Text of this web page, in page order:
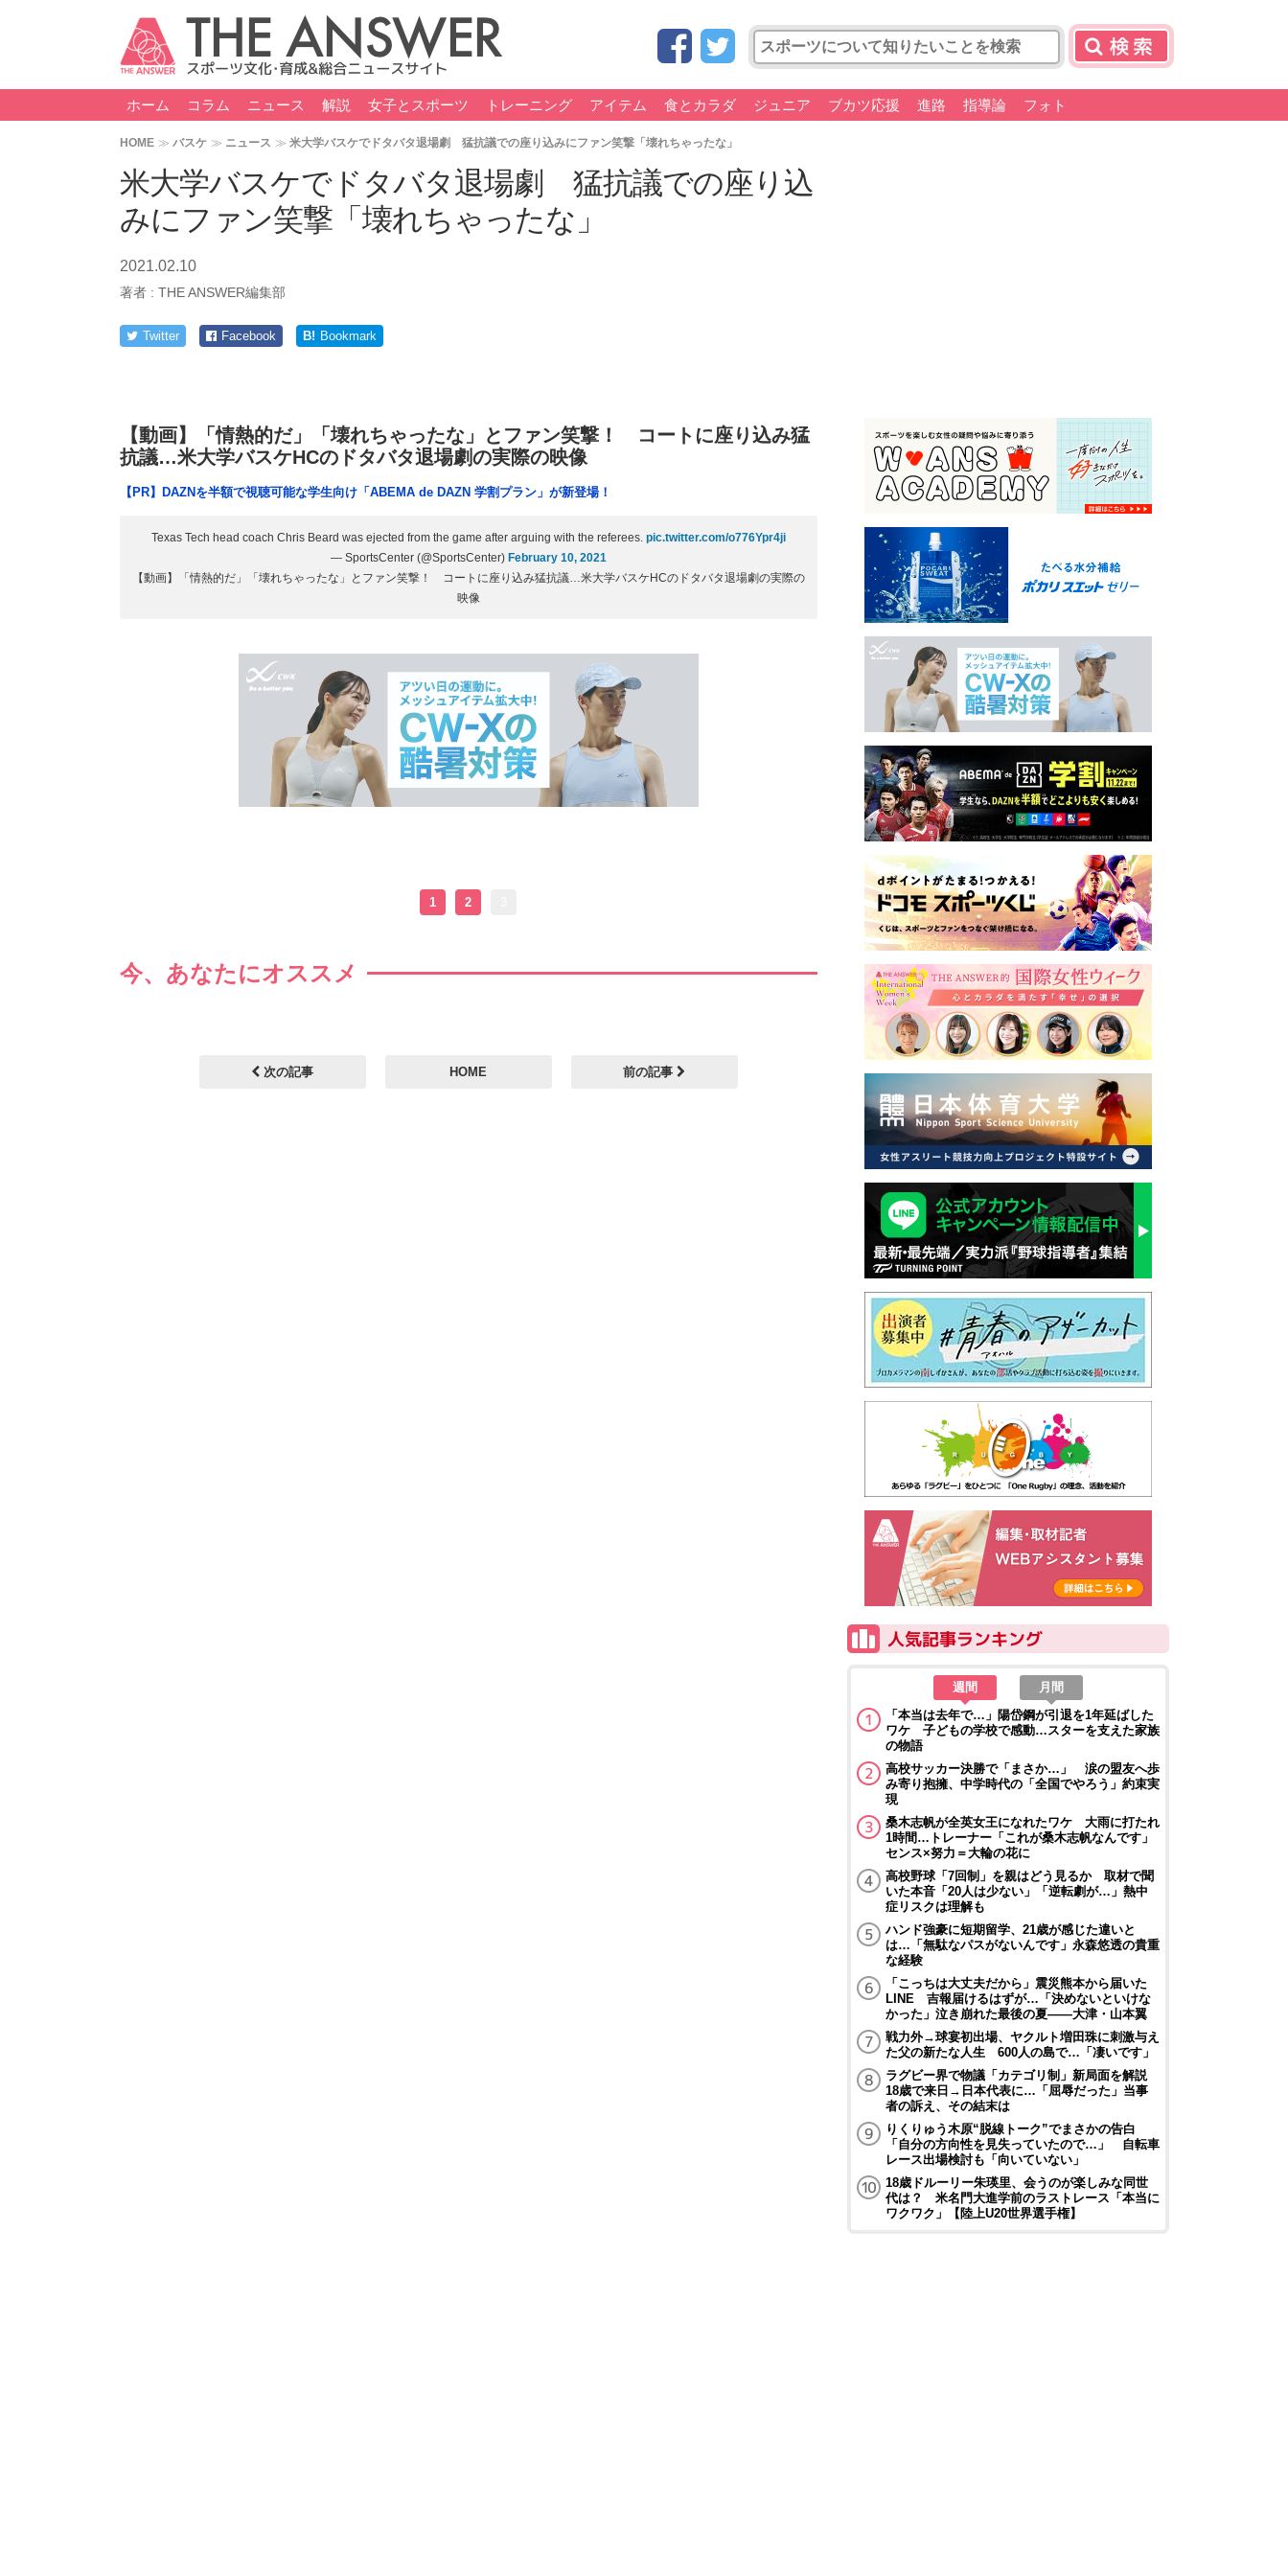
ホーム コラム ニュース 解説 女子とスポーツ トレーニング アイテム 食とカラダ ジュニア ブカツ応援 進路 指導論 フォト
HOME バスケ ニュース 米大学バスケでドタバタ退場劇 猛抗議での座り込みにファン笑撃「壊れちゃったな」
米大学バスケでドタバタ退場劇 猛抗議での座り込
みにファン笑撃「壊れちゃったな」
2021.02.10
著者 : THE ANSWER編集部
Twitter Facebook B! Bookmark
【動画】「情熱的だ」「壊れちゃったな」とファン笑撃！ コートに座り込み猛
抗議…米大学バスケHCのドタバタ退場劇の実際の映像
【PR】DAZNを半額で視聴可能な学生向け「ABEMA de DAZN 学割プラン」が新登場！
Texas Tech head coach Chris Beard was ejected from the game after arguing with the referees. pic.twitter.com/o776Ypr4ji
— SportsCenter (@SportsCenter) February 10, 2021
【動画】「情熱的だ」「壊れちゃったな」とファン笑撃！ コートに座り込み猛抗議…米大学バスケHCのドタバタ退場劇の実際の
映像
1 2
今、あなたにオススメ
次の記事 HOME 前の記事
週間
月間
「本当は去年で…」陽岱鋼が引退を1年延ばした
ワケ 子どもの学校で感動…スターを支えた家族
の物語
高校サッカー決勝で「まさか…」 涙の盟友へ歩
み寄り抱擁、中学時代の「全国でやろう」約束実
現
桑木志帆が全英女王になれたワケ 大雨に打たれ
1時間…トレーナー「これが桑木志帆なんです」
センス×努力＝大輪の花に
高校野球「7回制」を親はどう見るか 取材で聞
いた本音「20人は少ない」「逆転劇が…」熱中
症リスクは理解も
ハンド強豪に短期留学、21歳が感じた違いと
は…「無駄なパスがないんです」永森悠透の貴重
な経験
「こっちは大丈夫だから」震災熊本から届いた
LINE 吉報届けるはずが…「決めないといけな
かった」泣き崩れた最後の夏――大津・山本翼
戦力外→球宴初出場、ヤクルト増田珠に刺激与え
た父の新たな人生 600人の島で…「凄いです」
ラグビー界で物議「カテゴリ制」新局面を解説
18歳で来日→日本代表に…「屈辱だった」当事
者の訴え、その結末は
りくりゅう木原“脱線トーク”でまさかの告白
「自分の方向性を見失っていたので…」 自転車
レース出場検討も「向いていない」
18歳ドルーリー朱瑛里、会うのが楽しみな同世
代は？ 米名門大進学前のラストレース「本当に
ワクワク」【陸上U20世界選手権】